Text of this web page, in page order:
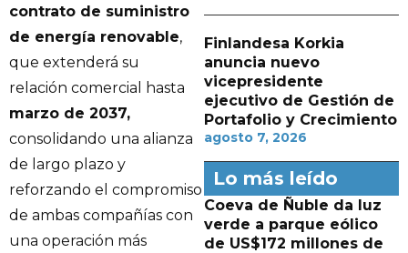
contrato de suministro
de energía renovable,
que extenderá su
relación comercial hasta
marzo de 2037,
consolidando una alianza
de largo plazo y
reforzando el compromiso
de ambas compañías con
una operación más
Finlandesa Korkia
anuncia nuevo
vicepresidente
ejecutivo de Gestión de
Portafolio y Crecimiento
agosto 7, 2026
Lo más leído
Coeva de Ñuble da luz
verde a parque eólico
de US$172 millones de